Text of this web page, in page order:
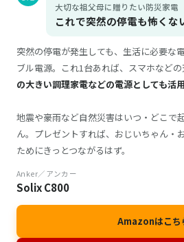
大切な祖父母に贈りたい防災家電
これで突然の停電も怖くな
突然の停電が発生しても、生活に必要な
ブル電源。これ1台あれば、スマホなどの
の大きい調理家電などの電源としても活
地震や豪雨など自然災害はいつ・どこで
ん。プレゼントすれば、おじいちゃん・
ためにきっとつながるはず。
Anker／アンカー
Solix C800
Amazonはこち